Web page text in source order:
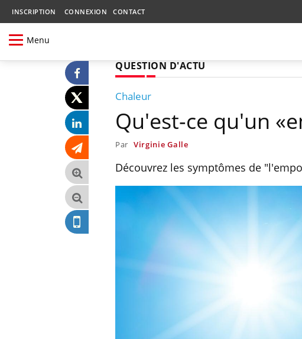
INSCRIPTION CONNEXION CONTACT
Menu
QUESTION D'ACTU
Chaleur
Qu'est-ce qu'un
Par Virginie Galle
Découvrez les symptômes de